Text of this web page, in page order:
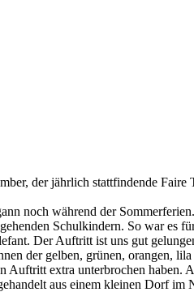
der jährlich stattfindende
noch während der
Schulkindern. So war es
Der Auftritt ist uns gut
der gelben, grünen, orangen,
Auftritt extra unterbrochen
aus einem kleinen Dorf